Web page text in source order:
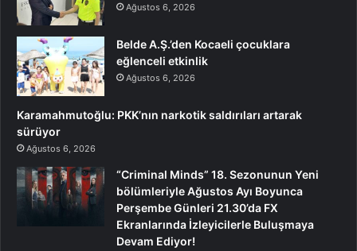
Ağustos 6, 2026
Belde A.Ş.’den Kocaeli çocuklara
eğlenceli etkinlik
Ağustos 6, 2026
Karamahmutoğlu: PKK’nın narkotik saldırıları artarak
sürüyor
Ağustos 6, 2026
“Criminal Minds” 18. Sezonunun Yeni
bölümleriyle Ağustos Ayı Boyunca
Perşembe Günleri 21.30’da FX
Ekranlarında İzleyicilerle Buluşmaya
Devam Ediyor!